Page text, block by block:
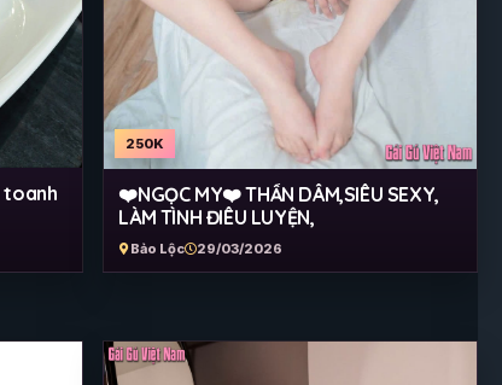
toanh
250K
❤️NGỌC MY❤️ THẦN DÂM,SIÊU SEXY,
LÀM TÌNH ĐIÊU LUYỆN,
Bảo Lộc 29/03/2026